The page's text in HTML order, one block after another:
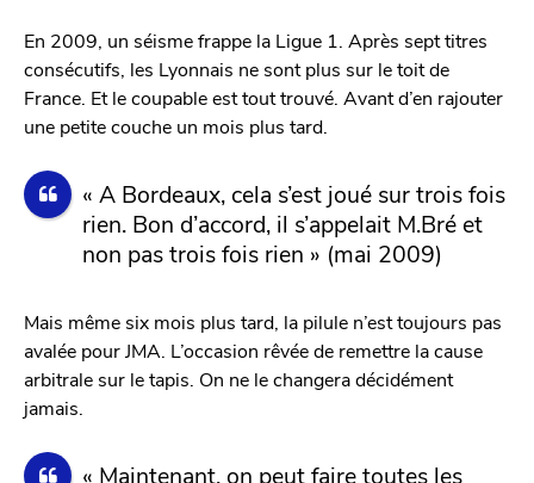
En 2009, un séisme frappe la Ligue 1. Après sept titres
consécutifs, les Lyonnais ne sont plus sur le toit de
France. Et le coupable est tout trouvé. Avant d’en rajouter
une petite couche un mois plus tard.
« A Bordeaux, cela s’est joué sur trois fois
rien. Bon d’accord, il s’appelait M.Bré et
non pas trois fois rien » (mai 2009)
Mais même six mois plus tard, la pilule n’est toujours pas
avalée pour JMA. L’occasion rêvée de remettre la cause
arbitrale sur le tapis. On ne le changera décidément
jamais.
« Maintenant, on peut faire toutes les